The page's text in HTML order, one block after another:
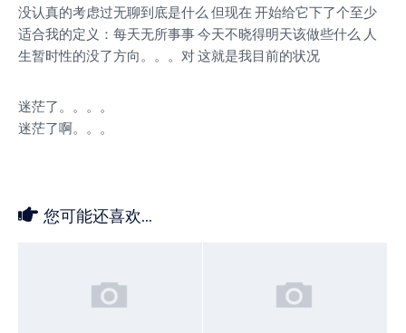
没认真的考虑过无聊到底是什么 但现在 开始给它下了个至少
适合我的定义：每天无所事事 今天不晓得明天该做些什么 人
生暂时性的没了方向。。。对 这就是我目前的状况
迷茫了。。。。
迷茫了啊。。。
您可能还喜欢...